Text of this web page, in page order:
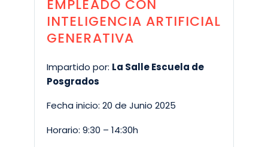
EMPLEADO CON
INTELIGENCIA ARTIFICIAL
GENERATIVA
Impartido por: La Salle Escuela de
Posgrados
Fecha inicio: 20 de Junio 2025
Horario: 9:30 – 14:30h